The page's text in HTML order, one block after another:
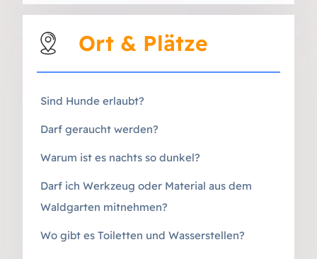
Ort & Plätze
Sind Hunde erlaubt?
Darf geraucht werden?
Warum ist es nachts so dunkel?
Darf ich Werkzeug oder Material aus dem
Waldgarten mitnehmen?
Wo gibt es Toiletten und Wasserstellen?